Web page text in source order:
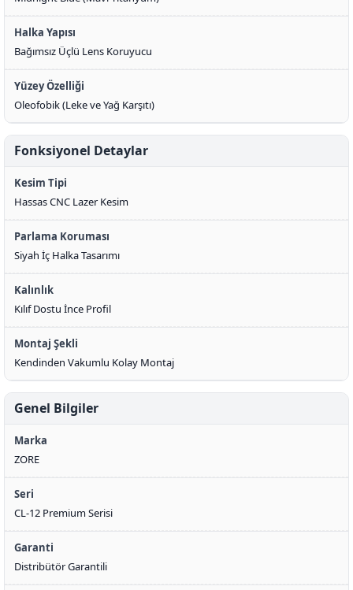
Halka Yapısı
Bağımsız Üçlü Lens Koruyucu
Yüzey Özelliği
Oleofobik (Leke ve Yağ Karşıtı)
Fonksiyonel Detaylar
Kesim Tipi
Hassas CNC Lazer Kesim
Parlama Koruması
Siyah İç Halka Tasarımı
Kalınlık
Kılıf Dostu İnce Profil
Montaj Şekli
Kendinden Vakumlu Kolay Montaj
Genel Bilgiler
Marka
ZORE
Seri
CL-12 Premium Serisi
Garanti
Distribütör Garantili